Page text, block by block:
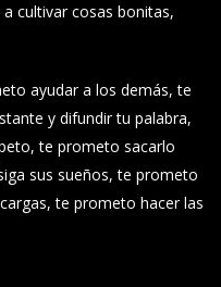
cultivar cosas bonitas,
ayudar a los demás, te
y difundir tu palabra,
te prometo sacarlo
sus sueños, te prometo
te prometo hacer las